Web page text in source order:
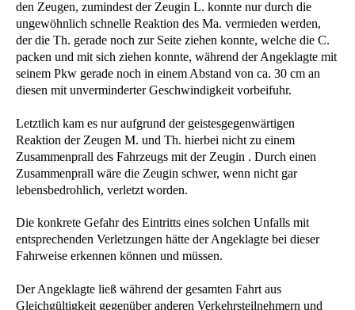
den Zeugen, zumindest der Zeugin L. konnte nur durch die
ungewöhnlich schnelle Reaktion des Ma. vermieden werden,
der die Th. gerade noch zur Seite ziehen konnte, welche die C.
packen und mit sich ziehen konnte, während der Angeklagte mit
seinem Pkw gerade noch in einem Abstand von ca. 30 cm an
diesen mit unverminderter Geschwindigkeit vorbeifuhr.
Letztlich kam es nur aufgrund der geistesgegenwärtigen
Reaktion der Zeugen M. und Th. hierbei nicht zu einem
Zusammenprall des Fahrzeugs mit der Zeugin . Durch einen
Zusammenprall wäre die Zeugin schwer, wenn nicht gar
lebensbedrohlich, verletzt worden.
Die konkrete Gefahr des Eintritts eines solchen Unfalls mit
entsprechenden Verletzungen hätte der Angeklagte bei dieser
Fahrweise erkennen können und müssen.
Der Angeklagte ließ während der gesamten Fahrt aus
Gleichgültigkeit gegenüber anderen Verkehrsteilnehmern und